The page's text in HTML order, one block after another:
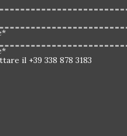
il +39 338 878 3183